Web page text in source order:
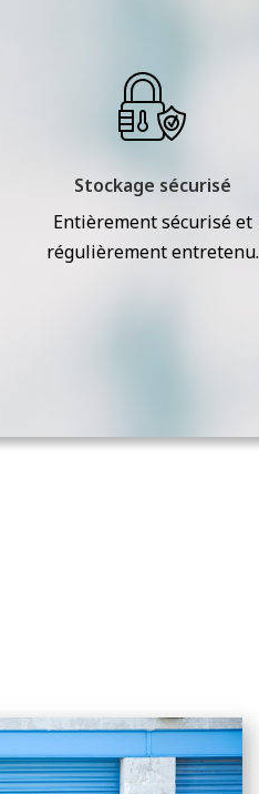
Stockage sécurisé
Entièrement sécurisé et
régulièrement entretenu.